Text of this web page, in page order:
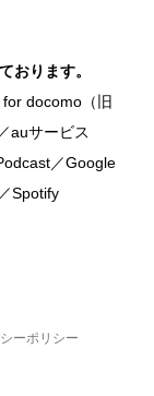
おります。
docomo（旧
auサービス
／Google
Spotify
ーポリシー